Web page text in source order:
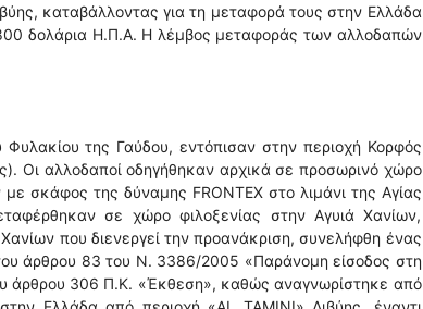
καταβάλλοντας για τη μεταφορά τους στην Ελλάδα
δολάρια Η.Π.Α. Η λέμβος μεταφοράς των αλλοδαπών
της Γαύδου, εντόπισαν στην περιοχή Κορφός
Οι αλλοδαποί οδηγήθηκαν αρχικά σε προσωρινό χώρο
σκάφος της δύναμης FRONTEX στο λιμάνι της Αγίας
σε χώρο φιλοξενίας στην Αγυιά Χανίων,
που διενεργεί την προανάκριση, συνελήφθη ένας
άρθρου 83 του Ν. 3386/2005 «Παράνομη είσοδος στη
άρθρου 306 Π.Κ. «Έκθεση», καθώς αναγνωρίστηκε από